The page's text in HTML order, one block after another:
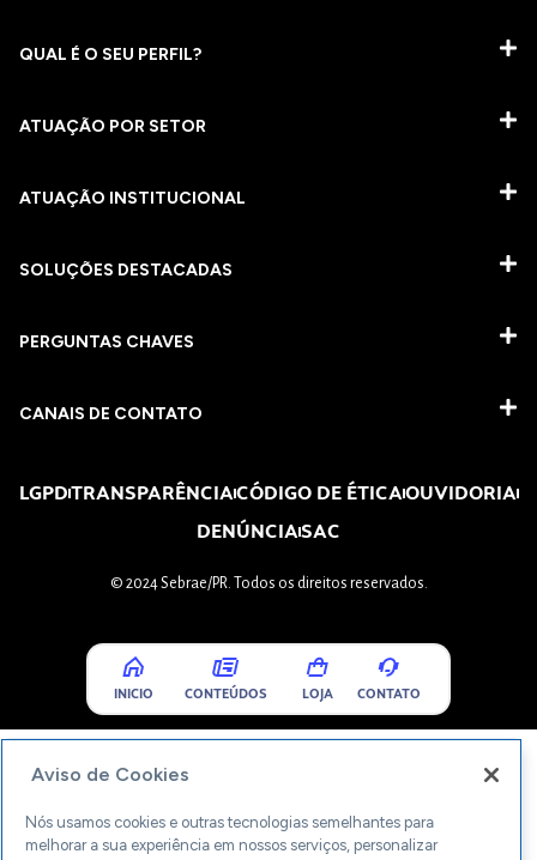
QUAL É O SEU PERFIL?
ATUAÇÃO POR SETOR
ATUAÇÃO INSTITUCIONAL
SOLUÇÕES DESTACADAS
PERGUNTAS CHAVES​
CANAIS DE CONTATO
LGPDTRANSPARÊNCIACÓDIGO DE ÉTICAOUVIDORIA
DENÚNCIASAC
© 2024 Sebrae/PR. Todos os direitos reservados.
INICIO CONTEÚDOS LOJA CONTATO
Aviso de Cookies
Nós usamos cookies e outras tecnologias semelhantes para
melhorar a sua experiência em nossos serviços, personalizar